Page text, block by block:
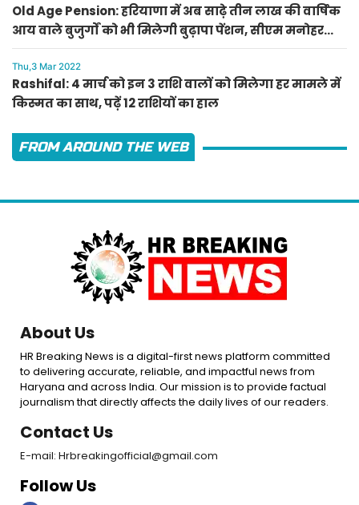
Old Age Pension: हरियाणा में अब साढ़े तीन लाख की वार्षिक
आय वाले बुजुर्गों को भी मिलेगी बुढ़ापा पेंशन, सीएम मनोहर
लाल का ऐलान
Thu,3 Mar 2022
Rashifal: 4 मार्च को इन 3 राशि वालों को मिलेगा हर मामले में
किस्मत का साथ, पढ़ें 12 राशियों का हाल
FROM AROUND THE WEB
About Us
HR Breaking News is a digital-first news platform committed
to delivering accurate, reliable, and impactful news from
Haryana and across India. Our mission is to provide factual
journalism that directly affects the daily lives of our readers.
Contact Us
E-mail: Hrbreakingofficial@gmail.com
Follow Us